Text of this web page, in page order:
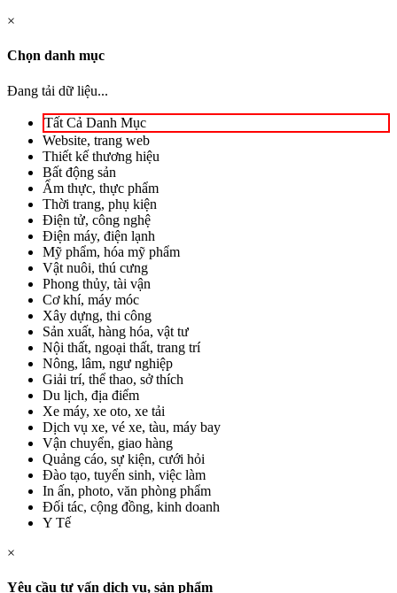
×
Chọn danh mục
Đang tải dữ liệu...
Tất Cả Danh Mục
Website, trang web
Thiết kế thương hiệu
Bất động sản
Ẩm thực, thực phẩm
Thời trang, phụ kiện
Điện tử, công nghệ
Điện máy, điện lạnh
Mỹ phẩm, hóa mỹ phẩm
Vật nuôi, thú cưng
Phong thủy, tài vận
Cơ khí, máy móc
Xây dựng, thi công
Sản xuất, hàng hóa, vật tư
Nội thất, ngoại thất, trang trí
Nông, lâm, ngư nghiệp
Giải trí, thể thao, sở thích
Du lịch, địa điểm
Xe máy, xe oto, xe tải
Dịch vụ xe, vé xe, tàu, máy bay
Vận chuyển, giao hàng
Quảng cáo, sự kiện, cưới hỏi
Đào tạo, tuyển sinh, việc làm
In ấn, photo, văn phòng phẩm
Đối tác, cộng đồng, kinh doanh
Y Tế
×
Yêu cầu tư vấn dịch vụ, sản phẩm